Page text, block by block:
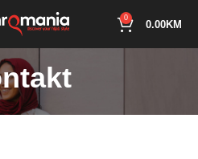
0
0.00KM